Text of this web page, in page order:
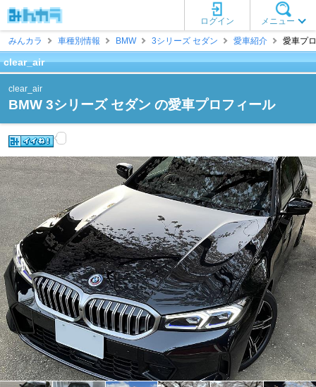
メニュー
ログイン
みんカラ
車種別情報 BMW 3シリーズ セダン 愛車紹介 愛車プ
clear_air
clear_air
BMW 3シリーズ セダン の愛車プロフィール